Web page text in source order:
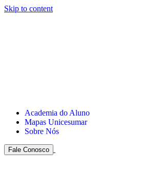
Skip to content
Academia do Aluno
Mapas Unicesumar
Sobre Nós
Fale Conosco